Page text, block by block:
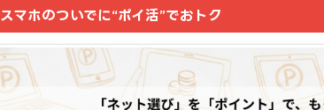
スマホのついでに“ポイ活”でおトク